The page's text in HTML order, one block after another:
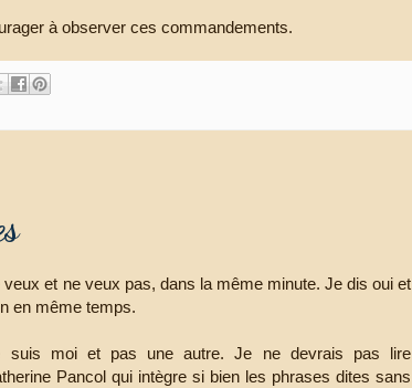
à observer ces commandements.
veux et ne veux pas, dans la même minute. Je dis oui et
en même temps.
suis moi et pas une autre. Je ne devrais pas lire
Pancol qui intègre si bien les phrases dites sans